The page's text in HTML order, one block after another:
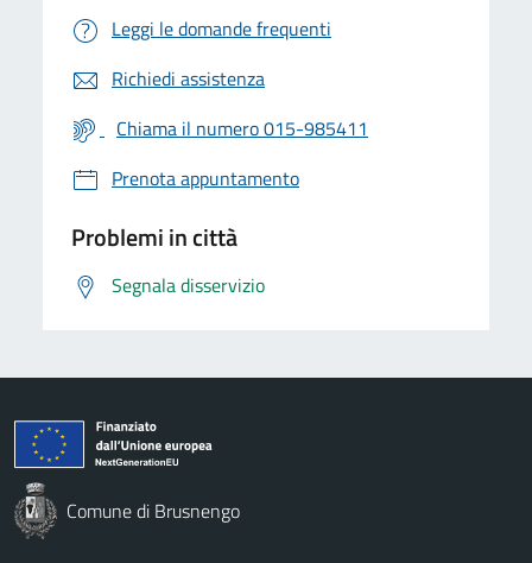
Leggi le domande frequenti
Richiedi assistenza
Chiama il numero 015-985411
Prenota appuntamento
Problemi in città
Segnala disservizio
Comune di Brusnengo